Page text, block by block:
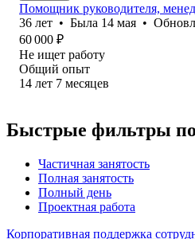
Помощник руководителя,
36 лет • Была 14 мая •
60 000 ₽
Не ищет работу
Общий опыт
14 лет 7 месяцев
Быстрые фильтры
Частичная занятость
Полная занятость
Полный день
Проектная работа
Корпоративная поддержка